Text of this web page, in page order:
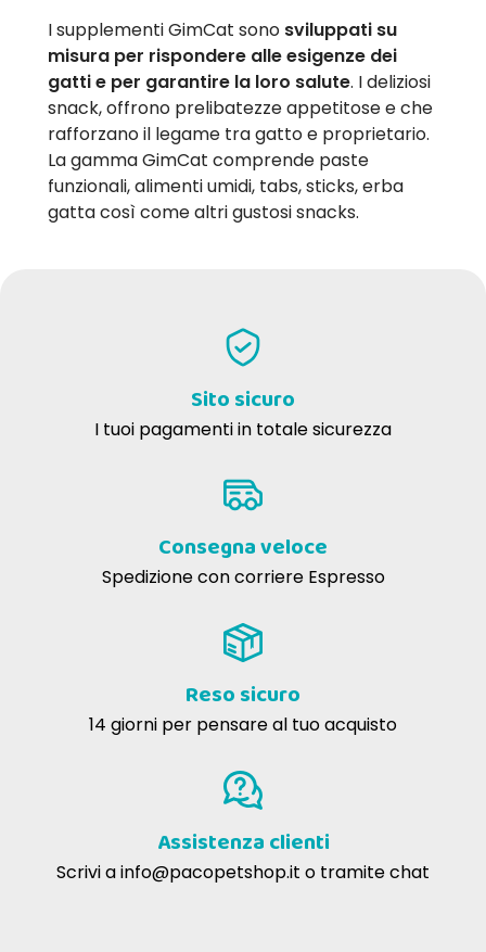
I supplementi GimCat sono sviluppati su
misura per rispondere alle esigenze dei
gatti e per garantire la loro salute. I deliziosi
snack, offrono prelibatezze appetitose e che
rafforzano il legame tra gatto e proprietario.
La gamma GimCat comprende paste
funzionali, alimenti umidi, tabs, sticks, erba
gatta così come altri gustosi snacks.
Sito sicuro
I tuoi pagamenti in totale sicurezza
Consegna veloce
Spedizione con corriere Espresso
Reso sicuro
14 giorni per pensare al tuo acquisto
Assistenza clienti
Scrivi ainfo@pacopetshop.it o tramite chat